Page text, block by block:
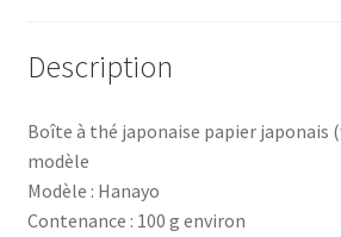
Description
Boîte à thé japonaise papier japonais
modèle
Modèle : Hanayo
Contenance : 100 g environ